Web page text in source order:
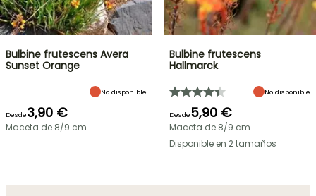
Bulbine frutescens Avera
Sunset Orange
No disponible
Desde3,90 €
Maceta de 8/9 cm
Bulbine frutescens
Hallmarck
No disponible
Desde5,90 €
Maceta de 8/9 cm
Disponible en 2 tamaños